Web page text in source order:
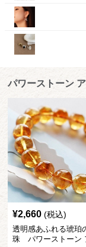
パワーストーン
¥2,660 (税込)
透明感あふれる琥珀
珠 パワーストーン